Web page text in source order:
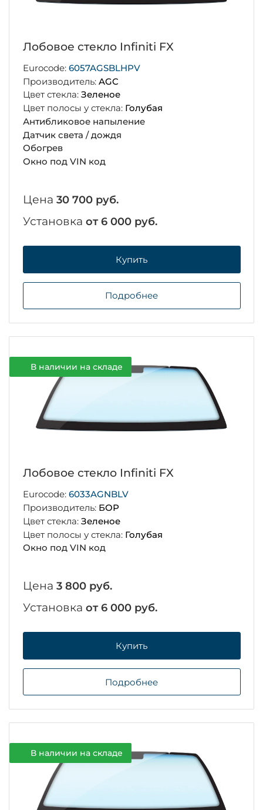
Лобовое стекло Infiniti FX
Eurocode: 6057AGSBLHPV
Производитель: AGC
Цвет стекла: Зеленое
Цвет полосы у стекла: Голубая
Антибликовое напыление
Датчик света / дождя
Обогрев
Окно под VIN код
Цена 30 700 руб.
Установка от 6 000 руб.
Купить
Подробнее
В наличии на складе
Лобовое стекло Infiniti FX
Eurocode: 6033AGNBLV
Производитель: БОР
Цвет стекла: Зеленое
Цвет полосы у стекла: Голубая
Окно под VIN код
Цена 3 800 руб.
Установка от 6 000 руб.
Купить
Подробнее
В наличии на складе